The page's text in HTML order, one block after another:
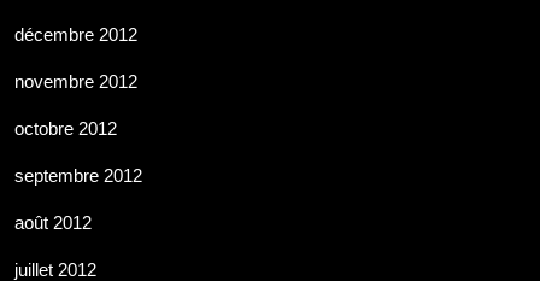
décembre 2012
novembre 2012
octobre 2012
septembre 2012
août 2012
juillet 2012